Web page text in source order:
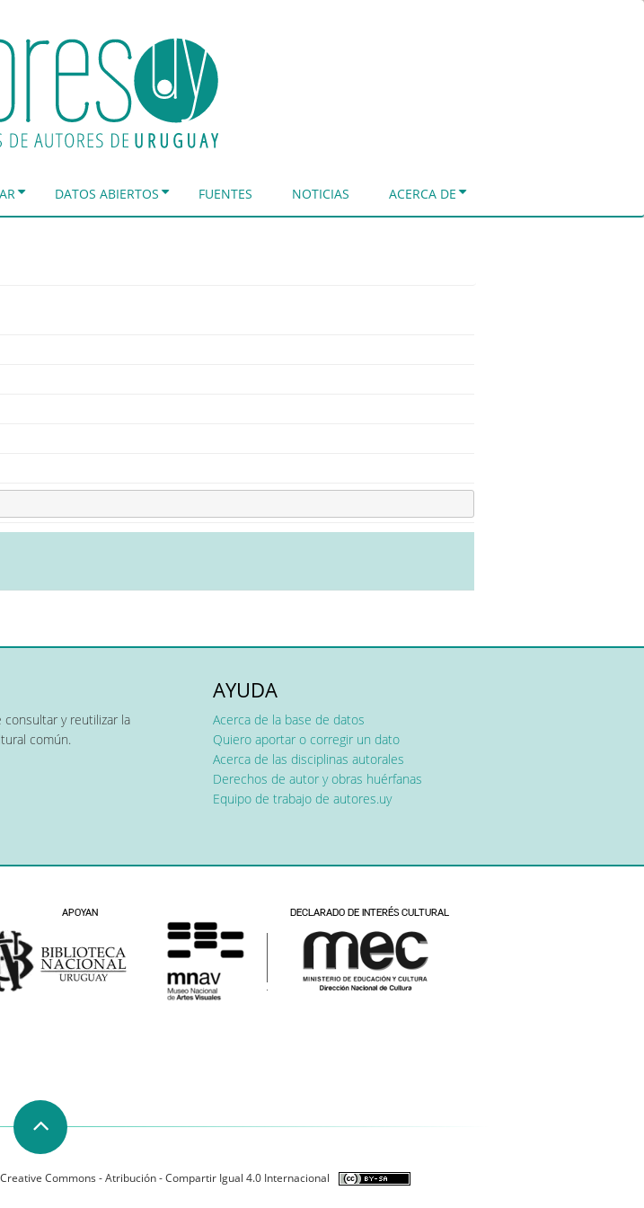
DATOS ABIERTOS FUENTES NOTICIAS ACERCA DE
y reutilizar la
común.
AYUDA
Acerca de la base de datos
Quiero aportar o corregir un dato
Acerca de las disciplinas autorales
Derechos de autor y obras huérfanas
Equipo de trabajo de autores.uy
Commons - Atribución - Compartir Igual 4.0 Internacional